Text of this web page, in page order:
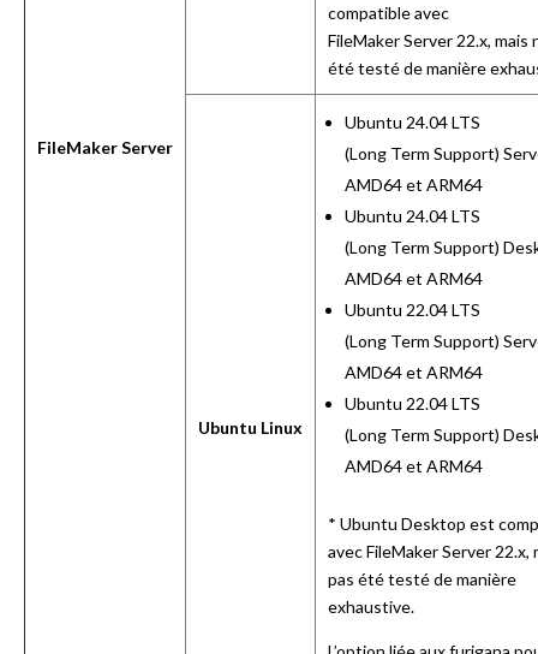
FileMaker Server
compatible avec
FileMaker Server 22.x, mais
été testé de manière
Ubuntu Linux
Ubuntu 24.04 LTS
(Long Term Support)
AMD64 et ARM64
Ubuntu 24.04 LTS
(Long Term Support)
AMD64 et ARM64
Ubuntu 22.04 LTS
(Long Term Support)
AMD64 et ARM64
Ubuntu 22.04 LTS
(Long Term Support)
AMD64 et ARM64
* Ubuntu Desktop est
avec FileMaker Server 22.x,
pas été testé de manière
exhaustive.